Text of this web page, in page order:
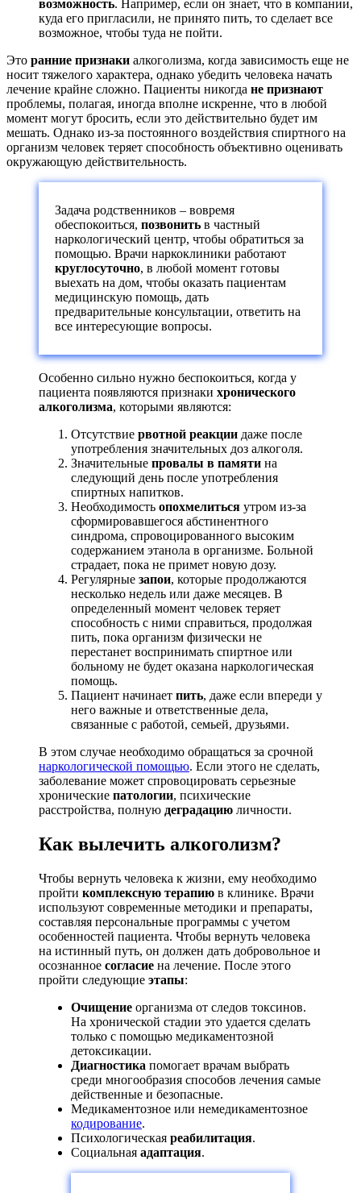
возможность. Например, если он знает, что в компании,
куда его пригласили, не принято пить, то сделает все
возможное, чтобы туда не пойти.
Это ранние признаки алкоголизма, когда зависимость еще не
носит тяжелого характера, однако убедить человека начать
лечение крайне сложно. Пациенты никогда не признают
проблемы, полагая, иногда вполне искренне, что в любой
момент могут бросить, если это действительно будет им
мешать. Однако из-за постоянного воздействия спиртного на
организм человек теряет способность объективно оценивать
окружающую действительность.
Задача родственников – вовремя
обеспокоиться, позвонить в частный
наркологический центр, чтобы обратиться за
помощью. Врачи наркоклиники работают
круглосуточно, в любой момент готовы
выехать на дом, чтобы оказать пациентам
медицинскую помощь, дать
предварительные консультации, ответить на
все интересующие вопросы.
Особенно сильно нужно беспокоиться, когда у
пациента появляются признаки хронического
алкоголизма, которыми являются:
Отсутствие рвотной реакции даже после
употребления значительных доз алкоголя.
Значительные провалы в памяти на
следующий день после употребления
спиртных напитков.
Необходимость опохмелиться утром из-за
сформировавшегося абстинентного
синдрома, спровоцированного высоким
содержанием этанола в организме. Больной
страдает, пока не примет новую дозу.
Регулярные запои, которые продолжаются
несколько недель или даже месяцев. В
определенный момент человек теряет
способность с ними справиться, продолжая
пить, пока организм физически не
перестанет воспринимать спиртное или
больному не будет оказана наркологическая
помощь.
Пациент начинает пить, даже если впереди у
него важные и ответственные дела,
связанные с работой, семьей, друзьями.
В этом случае необходимо обращаться за срочной
наркологической помощью. Если этого не сделать,
заболевание может спровоцировать серьезные
хронические патологии, психические
расстройства, полную деградацию личности.
Как вылечить алкоголизм?
Чтобы вернуть человека к жизни, ему необходимо
пройти комплексную терапию в клинике. Врачи
используют современные методики и препараты,
составляя персональные программы с учетом
особенностей пациента. Чтобы вернуть человека
на истинный путь, он должен дать добровольное и
осознанное согласие на лечение. После этого
пройти следующие этапы:
Очищение организма от следов токсинов.
На хронической стадии это удается сделать
только с помощью медикаментозной
детоксикации.
Диагностика помогает врачам выбрать
среди многообразия способов лечения самые
действенные и безопасные.
Медикаментозное или немедикаментозное
кодирование.
Психологическая реабилитация.
Социальная адаптация.